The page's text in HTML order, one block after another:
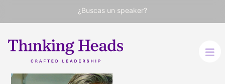
¿Buscas un speaker?